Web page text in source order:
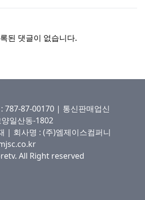
된 댓글이 없습니다.
787-87-00170 | 통신판매업신
일산동-1802
| 회사명 : (주)엠제이스컴퍼니
All Right reserved